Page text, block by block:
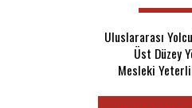
Uluslararası Yolcu
Üst Düzey
Mesleki